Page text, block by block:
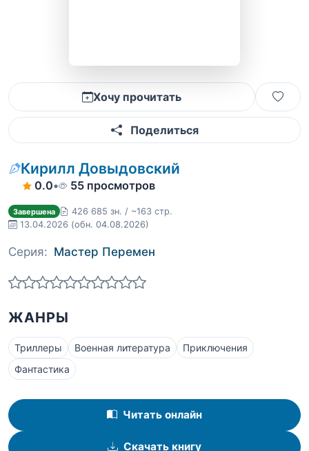
Хочу прочитать
Поделиться
Кирилл Довыдовский
0.0• 55 просмотров
Завершена
426 685 зн. / ~163 стр.
13.04.2026 (обн. 04.08.2026)
Серия: Мастер Перемен
ЖАНРЫ
Триллеры Военная литература
Приключения
Фантастика
Читать онлайн
Скачать книгу